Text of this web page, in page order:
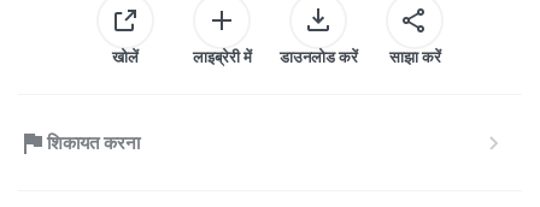
खोलें लाइब्रेरी में डाउनलोड करें साझा करें
शिकायत करना